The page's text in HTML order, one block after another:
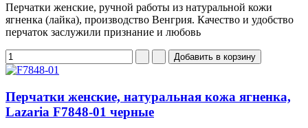
Перчатки женские, ручной работы из натуральной кожи
ягненка (лайка), производство Венгрия. Качество и удобство
перчаток заслужили признание и любовь
Перчатки женские, натуральная кожа ягненка,
Lazaria F7848-01 черные